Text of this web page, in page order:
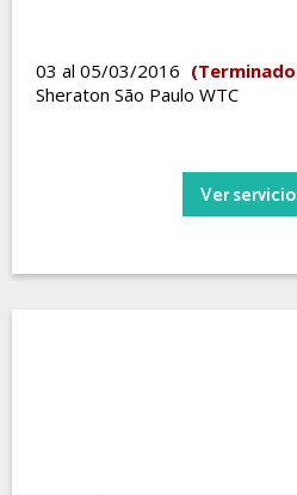
03 al 05/03/2016
Sheraton São Paulo WTC
Ver